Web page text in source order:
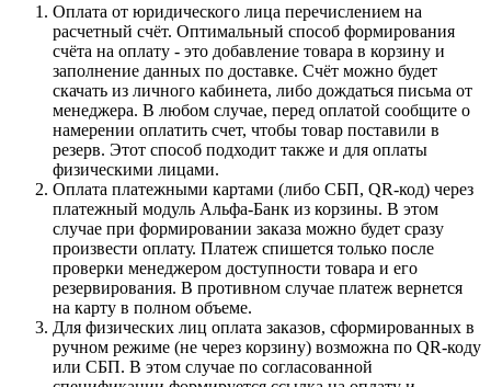
Оплата от юридического лица перечислением на
расчетный счёт. Оптимальный способ формирования
счёта на оплату - это добавление товара в корзину и
заполнение данных по доставке. Счёт можно будет
скачать из личного кабинета, либо дождаться письма от
менеджера. В любом случае, перед оплатой сообщите о
намерении оплатить счет, чтобы товар поставили в
резерв. Этот способ подходит также и для оплаты
физическими лицами.
Оплата платежными картами (либо СБП, QR-код) через
платежный модуль Альфа-Банк из корзины. В этом
случае при формировании заказа можно будет сразу
произвести оплату. Платеж спишется только после
проверки менеджером доступности товара и его
резервирования. В противном случае платеж вернется
на карту в полном объеме.
Для физических лиц оплата заказов, сформированных в
ручном режиме (не через корзину) возможна по QR-коду
или СБП. В этом случае по согласованной